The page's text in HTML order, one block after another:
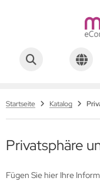
Startseite Katalog
Privatsphäre
Fügen Sie hier Ihre